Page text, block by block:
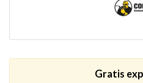
Gratis